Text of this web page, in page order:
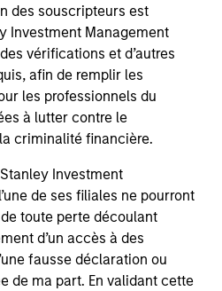
des souscripteurs est
Investment Management
vérifications et d’autres
afin de remplir les
les professionnels du
à lutter contre le
criminalité financière.
Investment
de ses filiales ne pourront
toute perte découlant
d’un accès à des
fausse déclaration ou
de ma part. En validant cette
Members.
is for informational
contained herein does
not be construed as an
or an offer to sell or a
any securities in any
offer or solicitation,
laws of such jurisdiction.
including a loss of principal.
detail page for important
including additional risk